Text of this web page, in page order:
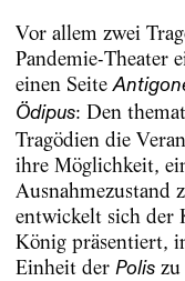
Vor allem zwei
Pandemie-Theater
einen Seite
Ödipus: Den
Tragödien die
ihre Möglichkeit,
Ausnahmezustand
entwickelt sich der
König präsentiert,
Einheit der Poliszu